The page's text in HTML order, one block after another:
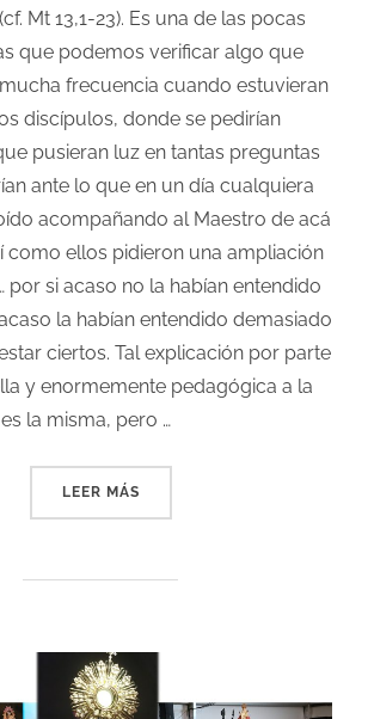
Mt 13,1-23). Es una de las pocas
que podemos verificar algo que
frecuencia cuando estuvieran
discípulos, donde se pedirían
pusieran luz en tantas preguntas
ante lo que en un día cualquiera
acompañando al Maestro de acá
como ellos pidieron una ampliación
por si acaso no la habían entendido
la habían entendido demasiado
ciertos. Tal explicación por parte
y enormemente pedagógica a la
la misma, pero …
LEER MÁS